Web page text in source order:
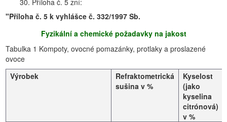
30. Příloha č. 5 zní:
"Příloha č. 5 k vyhlášce č. 332/1997 Sb.
Fyzikální a chemické požadavky na jakost
Tabulka 1 Kompoty, ovocné pomazánky, protlaky a proslazené
ovoce
Výrobek
Refraktometrická
sušina v %
Kyselost
(jako
kyselina
citrónová)
v %